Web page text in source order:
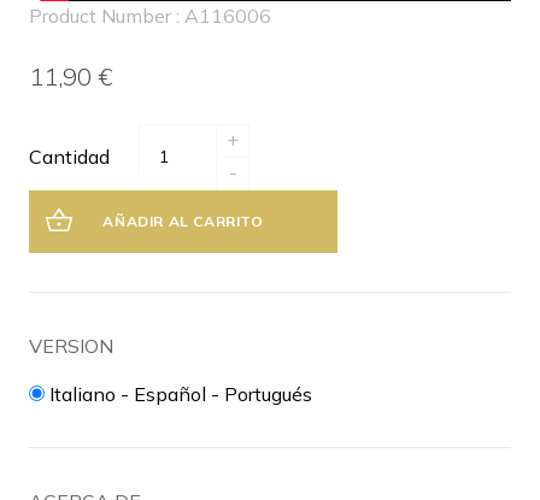
Product Number : A116006
11,90 €
Cantidad
+
-
AÑADIR AL CARRITO
VERSION
Italiano - Español - Portugués